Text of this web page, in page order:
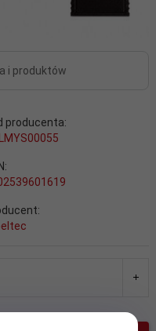
i produktów
producenta: